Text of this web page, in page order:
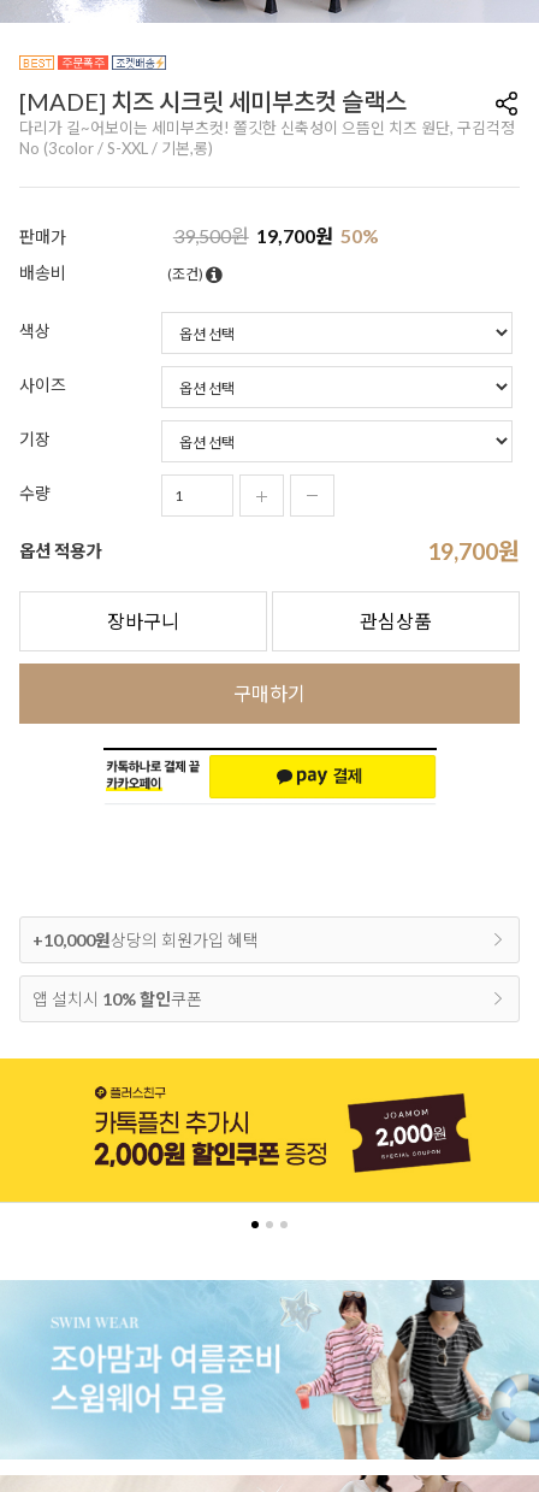
[MADE] 치즈 시크릿 세미부츠컷 슬랙스
다리가 길~어보이는 세미부츠컷! 쫄깃한 신축성이 으뜸인 치즈 원단, 구김걱정
No (3color / S-XXL / 기본,롱)
판매가 39,500원 19,700원 50%
배송비 (조건)
색상
사이즈
기장
수량
옵션 적용가 19,700원
장바구니 관심상품
구매하기
+10,000원상당의 회원가입 혜택
앱 설치시 10% 할인쿠폰